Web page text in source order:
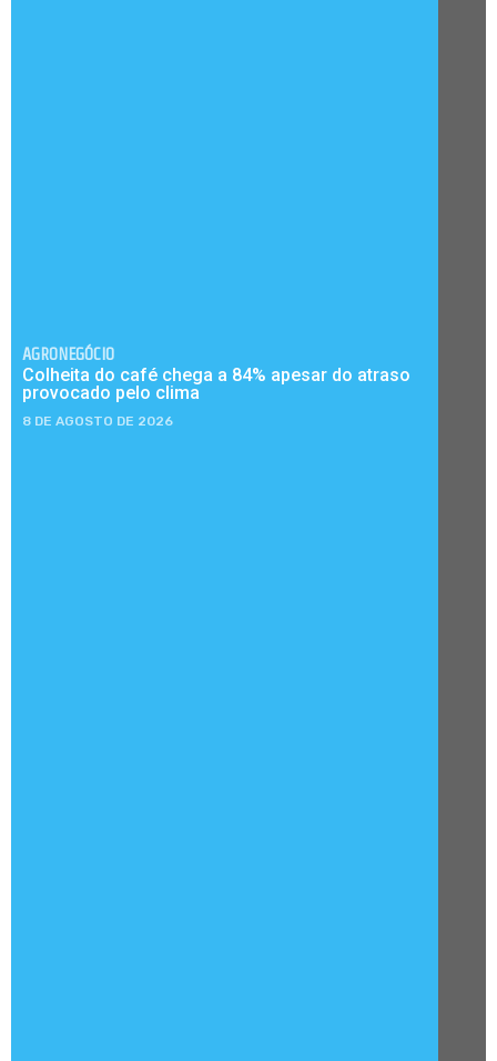
AGRONEGÓCIO
Colheita do café chega a 84% apesar do atraso
provocado pelo clima
8 DE AGOSTO DE 2026